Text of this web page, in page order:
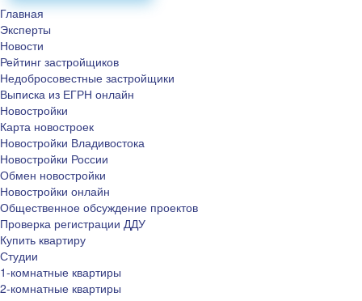
Главная
Эксперты
Новости
Рейтинг застройщиков
Недобросовестные застройщики
Выписка из ЕГРН онлайн
Новостройки
Карта новостроек
Новостройки Владивостока
Новостройки России
Обмен новостройки
Новостройки онлайн
Общественное обсуждение проектов
Проверка регистрации ДДУ
Купить квартиру
Студии
1-комнатные квартиры
2-комнатные квартиры